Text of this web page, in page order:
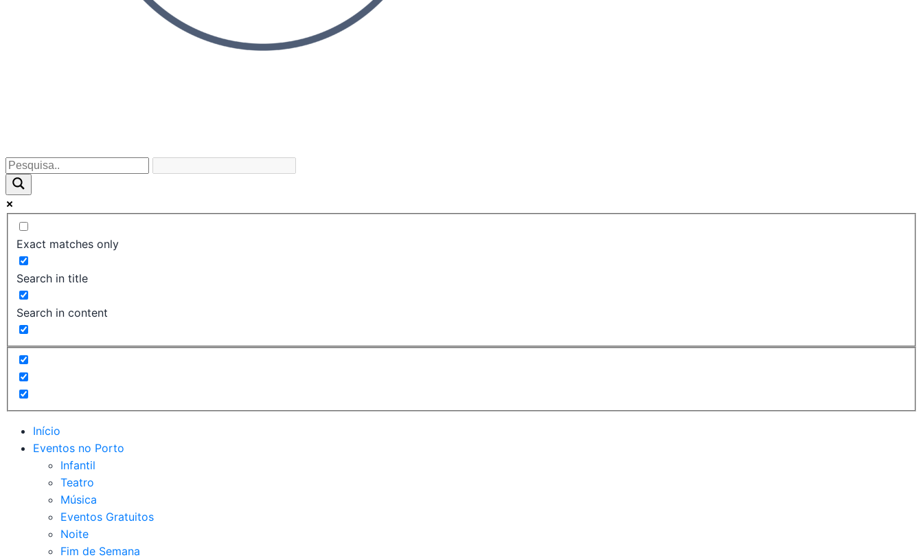
Exact matches only
Search in title
Search in content
Início
Eventos no Porto
Infantil
Teatro
Música
Eventos Gratuitos
Noite
Fim de Semana